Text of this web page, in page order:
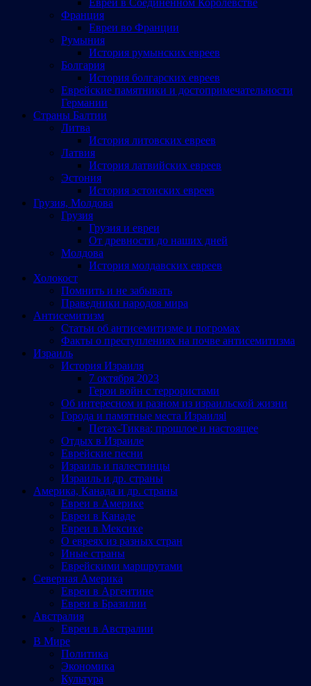
Франция
Евреи во Франции
Румыния
История румынских евреев
Болгария
История болгарских евреев
Еврейские памятники и достопримечательности
Германии
Страны Балтии
Литва
История литовских евреев
Латвия
История латвийских евреев
Эстония
История эстонских евреев
Грузия, Молдова
Грузия
Грузия и евреи
От древности до наших дней
Молдова
История молдавских евреев
Холокост
Помнить и не забывать
Праведники народов мира
Антисемитизм
Статьи об антисемитизме и погромах
Факты о преступлениях на почве антисемитизма
Израиль
История Израиля
7 октября 2023
Герои войн с террористами
Об интересном и разном из израильской жизни
Города и памятные места Израиляl
Петах-Тиква: прошлое и настоящее
Отдых в Израиле
Еврейские песни
Израиль и палестинцы
Израиль и др. страны
Америка, Канада и др. страны
Евреи в Америке
Евреи в Канаде
Евреи в Мексике
О евреях из разных стран
Иные страны
Еврейскими маршрутами
Северная Америка
Евреи в Аргентине
Евреи в Бразилии
Австралия
Евреи в Австралии
В Мире
Политика
Экономика
Культура